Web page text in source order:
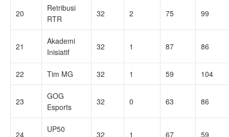
20
Retribusi
RTR
32 2 75 99
21
Akademi
Inisiatif
32 1 87 86
22 Tim MG 32 1 59 104
23
GOG
Esports
32 0 63 86
24
UP50
32 1 67 59